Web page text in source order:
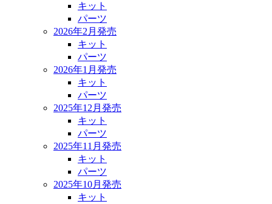
キット
パーツ
2026年2月発売
キット
パーツ
2026年1月発売
キット
パーツ
2025年12月発売
キット
パーツ
2025年11月発売
キット
パーツ
2025年10月発売
キット